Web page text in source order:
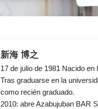
新海 博之
17 de julio de 1981 Nacido
Tras graduarse en la
como recién graduado.
2010: abre Azabujuban BAR